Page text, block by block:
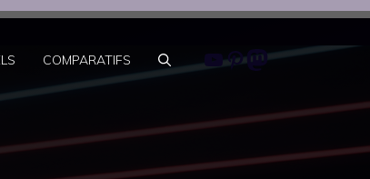
COMPARATIFS Youtube
Pinterest
Mastodon